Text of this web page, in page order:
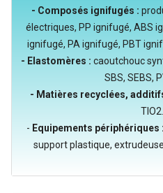
- Composés ignifugés :
électriques, PP ignifugé, ABS
ignifugé, PA ignifugé, PBT
- Elastomères : caoutchouc
SBS, SEBS,
- Matières recyclées,
- Equipements périphériques :
support plastique,